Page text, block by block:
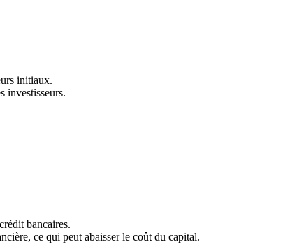
initiaux.
investisseurs.
bancaires.
ce qui peut abaisser le coût du capital.